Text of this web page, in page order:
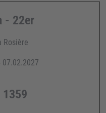
- 22er
Rosière
07.02.2027
1359